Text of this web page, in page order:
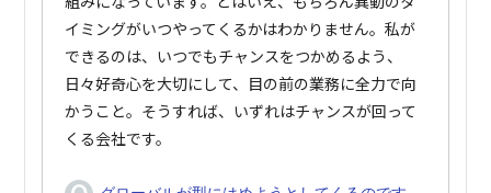
イミングがいつやってくるかはわかりません。私が
できるのは、いつでもチャンスをつかめるよう、
日々好奇心を大切にして、目の前の業務に全力で向
かうこと。そうすれば、いずれはチャンスが回って
くる会社です。